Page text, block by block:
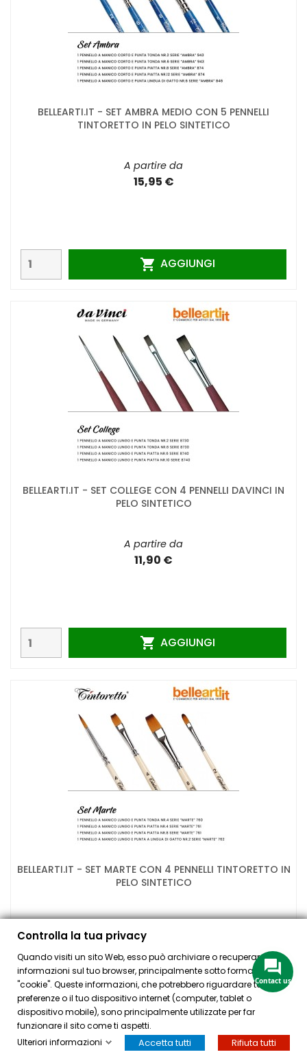
BELLEARTI.IT - SET AMBRA MEDIO CON 5 PENNELLI
TINTORETTO IN PELO SINTETICO
A partire da
15,95 €
 AGGIUNGI
BELLEARTI.IT - SET COLLEGE CON 4 PENNELLI DAVINCI IN
PELO SINTETICO
A partire da
11,90 €
 AGGIUNGI
BELLEARTI.IT - SET MARTE CON 4 PENNELLI TINTORETTO IN
PELO SINTETICO
A partire da
15,95 €

HOME ACCOUNT CASSA CERCA
Controlla la tua privacy
Quando visiti un sito Web, esso può archiviare o recuperare
informazioni sul tuo browser, principalmente sotto forma di
"cookie". Queste informazioni, che potrebbero riguardare te, le tue
preferenze o il tuo dispositivo internet (computer, tablet o
dispositivo mobile), sono principalmente utilizzate per far
funzionare il sito come ti aspetti.
Ulteriori informazioni
Accetta tutti Rifiuta tutti
Contact us